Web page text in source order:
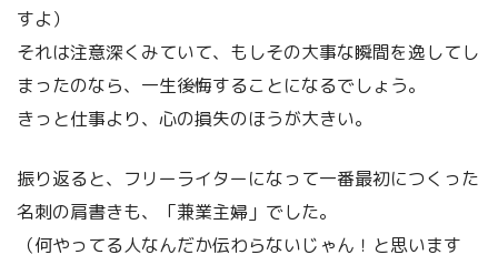
すよ）
それは注意深くみていて、もしその大事な瞬間を逸してし
まったのなら、一生後悔することになるでしょう。
きっと仕事より、心の損失のほうが大きい。
振り返ると、フリーライターになって一番最初につくった
名刺の肩書きも、「兼業主婦」でした。
（何やってる人なんだか伝わらないじゃん！と思います